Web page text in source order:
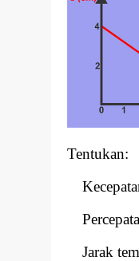
Tentukan:
Jarak